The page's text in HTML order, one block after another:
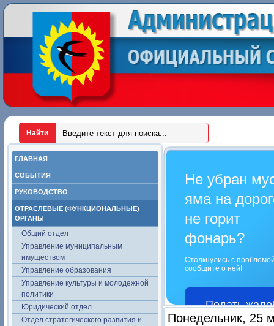
ГЛАВНАЯ
СОБЫТИЯ
РУКОВОДСТВО
ОТРАСЛЕВЫЕ (ФУНКЦИОНАЛЬНЫЕ)
ОРГАНЫ
Общий отдел
Управление муниципальным
имуществом
Управление образования
Управление культуры и молодежной
политики
Юридический отдел
Отдел стратегического развития и
Не убран
яма на
не горит
фонарь?
Столкнулись с
сообщите о ней!
Подать
Понедельник, 25